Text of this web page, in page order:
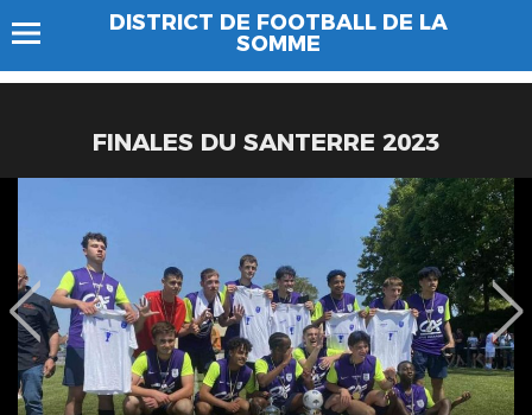
DISTRICT DE FOOTBALL DE LA
SOMME
FINALES DU SANTERRE 2023